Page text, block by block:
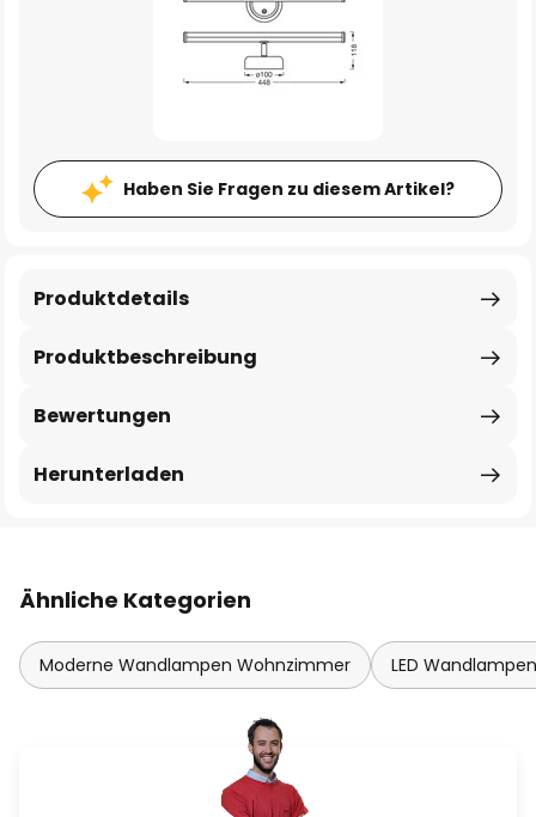
Haben Sie Fragen zu diesem Artikel?
Produktbeschreibung
Produktdetails
Bewertungen
Herunterladen
Ähnliche Kategorien
Moderne Wandlampen Wohnzimmer LED